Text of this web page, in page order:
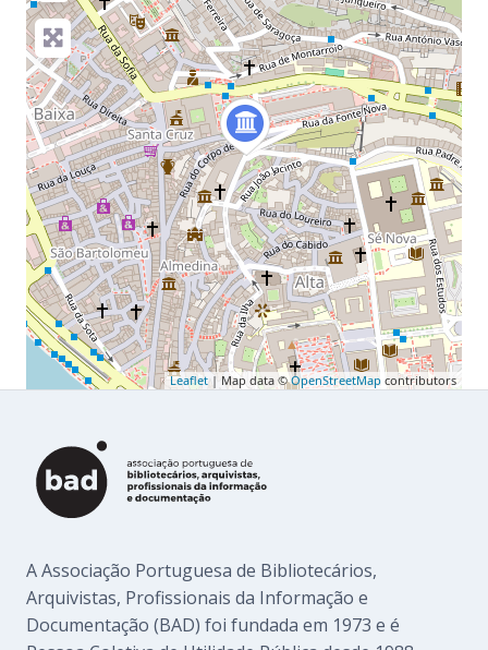
Leaflet | Map data ©OpenStreetMap contributors
A Associação Portuguesa de Bibliotecários,
Arquivistas, Profissionais da Informação e
Documentação (BAD) foi fundada em 1973 e é